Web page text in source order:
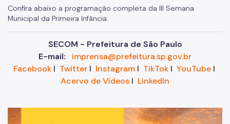
Confira abaixo a programação completa da III Semana
Municipal da Primeira Infância.
SECOM - Prefeitura de São Paulo
E-mail:
imprensa@prefeitura.sp.gov.br
FacebookI TwitterI InstagramI TikTokI YouTubeI
Acervo de Vídeos I LinkedIn